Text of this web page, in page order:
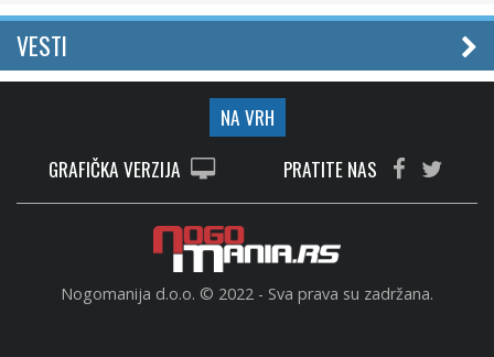
VESTI
NA VRH
GRAFIČKA VERZIJA
PRATITE NAS
Nogomanija d.o.o. © 2022 - Sva prava su zadržana.